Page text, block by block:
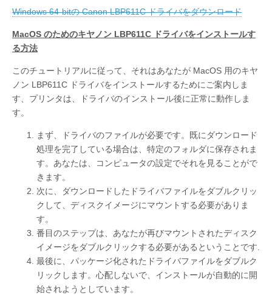
Windows 64-bitの Canon LBP611C ドライバをダウンロード
MacOS のためのキヤノン LBP611C ドライバをインストールす
る方法
このチュートリアルに従って、それはあなたが MacOS 用のキヤ
ノン LBP611C ドライバをインストールするためにご案内しま
す、プリンタは、ドライバのインストール後に正常に動作しま
す。
まず、ドライバのファイルが必要です。既にダウンロード
処理を完了している場合は、特定のフォルダに保存されま
す。あなたは、コンピュータの設定でそれを見ることがで
きます。
次に、ダウンロードしたドライバファイルをダブルクリッ
クして、ディスクイメージにマウントする必要がありま
す。
番目のステップは、あなたが再びマウントされたディスク
イメージをダブルクリックする必要があるということです.
最後に、パッケージ化されたドライバファイルをダブルク
リックします。心配しないで、インストールが自動的に開
始されようとしています。